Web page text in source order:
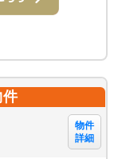
件
物件
詳細